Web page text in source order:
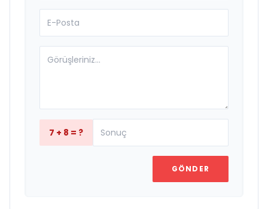
7 + 8 = ?
GÖNDER